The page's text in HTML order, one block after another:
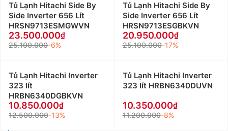
Tủ Lạnh Hitachi Side By
Side Inverter 656 Lít
HRSN9713ESMGWVN
23.500.000
25.100.000-6%
Tủ Lạnh Hitachi Side By
Side Inverter 656 Lít
HRSN9713ESGBKVN
20.950.000
25.100.000-17%
Tủ Lạnh Hitachi Inverter
323 lít
HRBN6340DGBKVN
10.850.000
12.500.000-13%
Tủ Lạnh Hitachi Inverter
323 lít HRBN6340DUVN
10.350.000
11.200.000-8%